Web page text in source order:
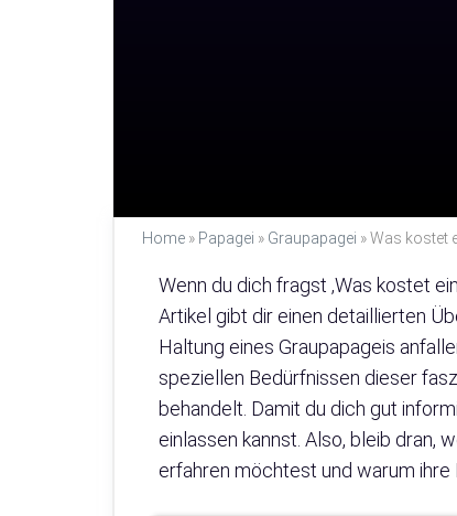
Home » Papagei » Graupapagei »Was kostet
Wenn du dich fragst ‚Was kostet
Artikel gibt dir einen detaillierten
Haltung eines Graupapageis
speziellen Bedürfnissen dieser
behandelt. Damit du dich gut
einlassen kannst. Also, bleib dran,
erfahren möchtest und warum ihre